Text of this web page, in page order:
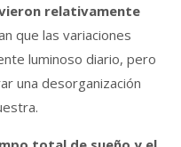
relativamente
que las variaciones
luminoso diario, pero
una desorganización